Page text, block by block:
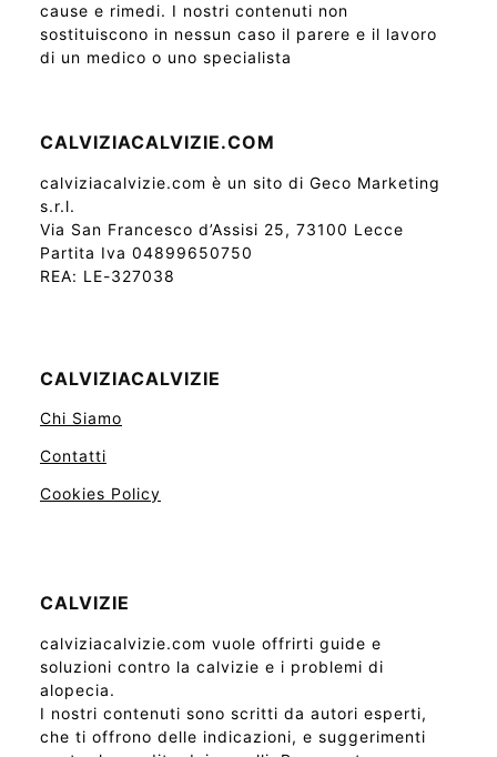
cause e rimedi. I nostri contenuti non
sostituiscono in nessun caso il parere e il lavoro
di un medico o uno specialista
CALVIZIACALVIZIE.COM
calviziacalvizie.com è un sito di Geco Marketing
s.r.l.
Via San Francesco d’Assisi 25, 73100 Lecce
Partita Iva 04899650750
REA: LE-327038
CALVIZIACALVIZIE
Chi Siamo
Contatti
Cookies Policy
CALVIZIE
calviziacalvizie.com vuole offrirti guide e
soluzioni contro la calvizie e i problemi di
alopecia.
I nostri contenuti sono scritti da autori esperti,
che ti offrono delle indicazioni, e suggerimenti